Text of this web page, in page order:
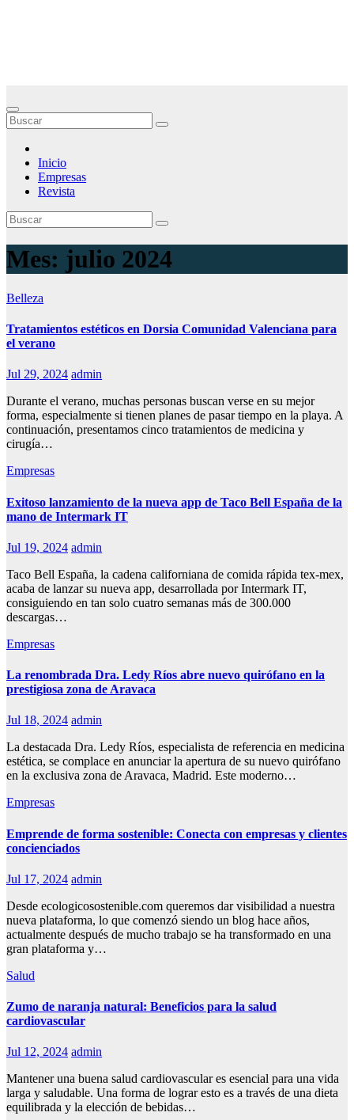
Inicio
Empresas
Revista
Mes: julio 2024
Belleza
Tratamientos estéticos en Dorsia Comunidad Valenciana para
el verano
Jul 29, 2024 admin
Durante el verano, muchas personas buscan verse en su mejor
forma, especialmente si tienen planes de pasar tiempo en la playa. A
continuación, presentamos cinco tratamientos de medicina y
cirugía…
Empresas
Exitoso lanzamiento de la nueva app de Taco Bell España de la
mano de Intermark IT
Jul 19, 2024 admin
Taco Bell España, la cadena californiana de comida rápida tex-mex,
acaba de lanzar su nueva app, desarrollada por Intermark IT,
consiguiendo en tan solo cuatro semanas más de 300.000
descargas…
Empresas
La renombrada Dra. Ledy Ríos abre nuevo quirófano en la
prestigiosa zona de Aravaca
Jul 18, 2024 admin
La destacada Dra. Ledy Ríos, especialista de referencia en medicina
estética, se complace en anunciar la apertura de su nuevo quirófano
en la exclusiva zona de Aravaca, Madrid. Este moderno…
Empresas
Emprende de forma sostenible: Conecta con empresas y clientes
concienciados
Jul 17, 2024 admin
Desde ecologicosostenible.com queremos dar visibilidad a nuestra
nueva plataforma, lo que comenzó siendo un blog hace años,
actualmente después de mucho trabajo se ha transformado en una
gran plataforma y…
Salud
Zumo de naranja natural: Beneficios para la salud
cardiovascular
Jul 12, 2024 admin
Mantener una buena salud cardiovascular es esencial para una vida
larga y saludable. Una forma de lograr esto es a través de una dieta
equilibrada y la elección de bebidas…